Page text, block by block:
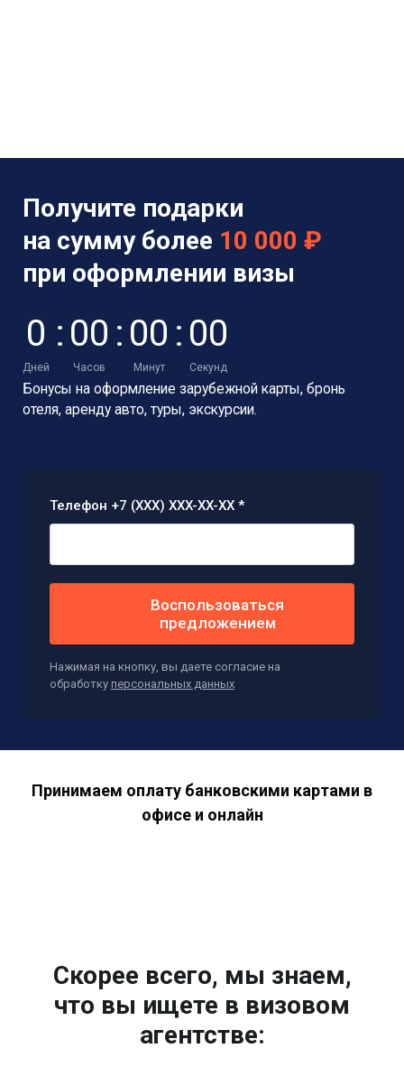
Получите подарки
на сумму более 10 000 ₽
при оформлении визы
0
Дней
: 00
Часов
: 00
Минут
: 00
Секунд
Бонусы на оформление зарубежной карты, бронь
отеля, аренду авто, туры, экскурсии.
Телефон +7 (XXX) XXX-XX-XX *
Воспользоваться
предложением
Нажимая на кнопку, вы даете согласие на
обработку персональных данных
Принимаем оплату банковскими картами в
офисе и онлайн
Скорее всего, мы знаем,
что вы ищете в визовом
агентстве: